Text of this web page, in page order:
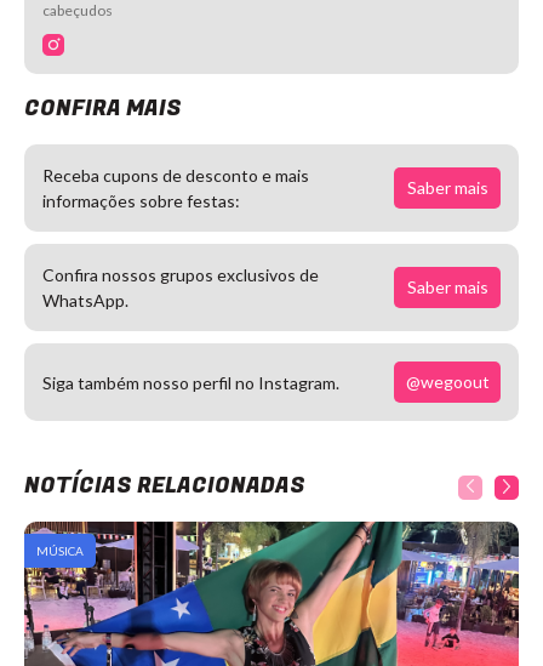
cabeçudos
CONFIRA MAIS
Receba cupons de desconto e mais
informações sobre festas:
Saber mais
Confira nossos grupos exclusivos de
WhatsApp.
Saber mais
Siga também nosso perfil no Instagram. @wegoout
NOTÍCIAS RELACIONADAS
MÚSICA